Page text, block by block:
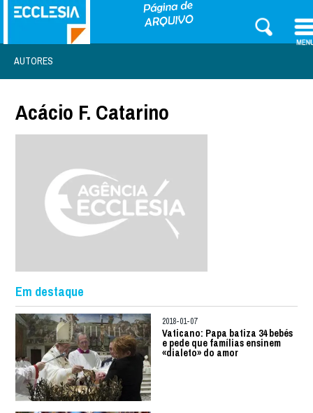
AUTORES
Acácio F. Catarino
Em destaque
2018-01-07
Vaticano: Papa batiza 34 bebés
e pede que famílias ensinem
«dialeto» do amor